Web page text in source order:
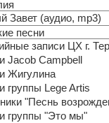
Завет (аудио, mp3)
песни
записи ЦХ г.
Jacob Campbell
Жигулина
группы Lege Artis
"Песнь
группы "Это мы"